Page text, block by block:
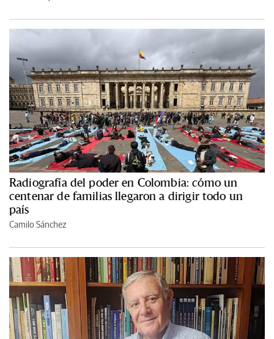
Radiografía del poder en Colombia: cómo un
centenar de familias llegaron a dirigir todo un
país
Camilo Sánchez